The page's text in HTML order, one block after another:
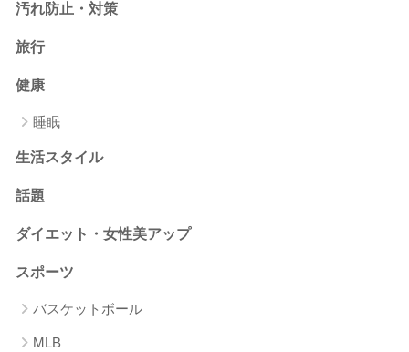
汚れ防止・対策
旅行
健康
睡眠
生活スタイル
話題
ダイエット・女性美アップ
スポーツ
バスケットボール
MLB